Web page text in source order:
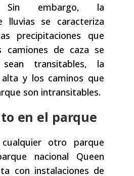
Sin embargo, la
lluvias se caracteriza
precipitaciones que
camiones de caza se
transitables, la
y los caminos que
son intransitables.
en el parque
otro parque
nacional Queen
con instalaciones de